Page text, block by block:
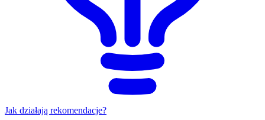
Jak działają rekomendacje?